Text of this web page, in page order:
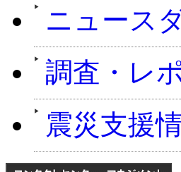
ニュース
調査・レ
震災支援